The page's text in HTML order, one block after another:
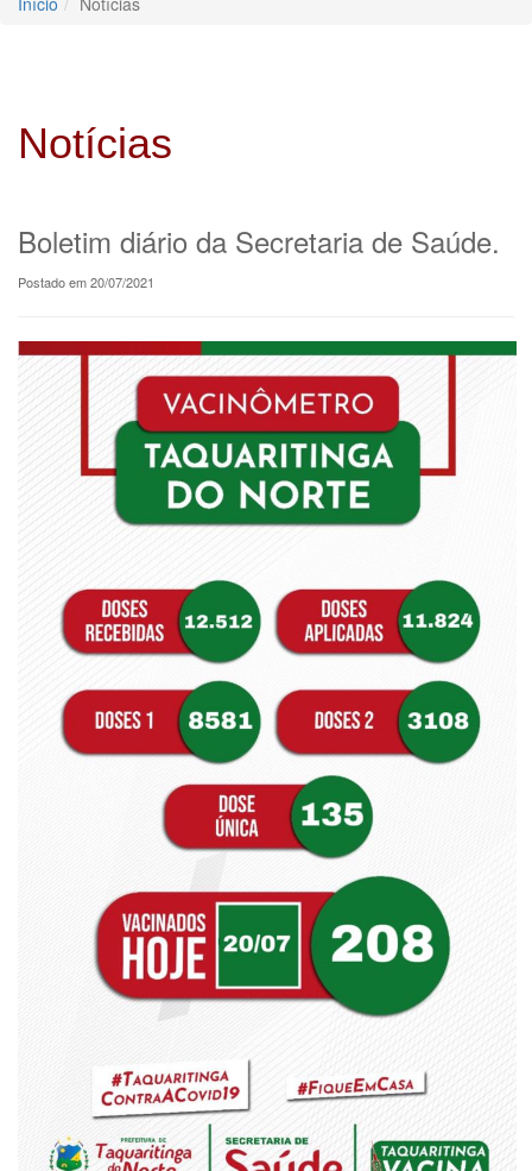
Notícias
Boletim diário da Secretaria de Saúde.
Postado em 20/07/2021